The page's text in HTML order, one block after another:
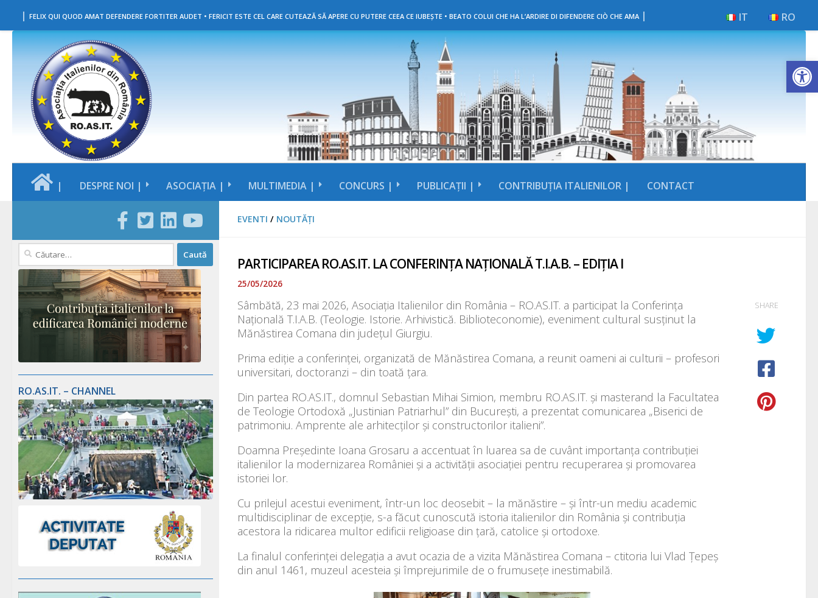
Skip to content
| FELIX QUI QUOD AMAT DEFENDERE FORTITER AUDET • FERICIT ESTE CEL CARE CUTEAZĂ SĂ APERE CU PUTERE CEEA CE IUBEȘTE • BEATO COLUI CHE HA L’ARDIRE DI DIFENDERE CIÒ CHE AMA | RO
IT
| DESPRE NOI | ASOCIAȚIA | MULTIMEDIA | CONCURS | PUBLICAȚII | CONTRIBUȚIA ITALIENILOR | CONTACT
EVENTI / NOUTĂȚI
PARTICIPAREA RO.AS.IT. LA CONFERINȚA NAȚIONALĂ T.I.A.B. – EDIȚIA I
25/05/2026
Sâmbătă, 23 mai 2026, Asociația Italienilor din România – RO.AS.IT. a participat la Conferința
Națională T.I.A.B. (Teologie. Istorie. Arhivistică. Biblioteconomie), eveniment cultural susținut la
Mănăstirea Comana din județul Giurgiu.
Prima ediție a conferinței, organizată de Mănăstirea Comana, a reunit oameni ai culturii – profesori
universitari, doctoranzi – din toată țara.
Din partea RO.AS.IT., domnul Sebastian Mihai Simion, membru RO.AS.IT. și masterand la Facultatea
de Teologie Ortodoxă „Justinian Patriarhul” din București, a prezentat comunicarea „Biserici de
patrimoniu. Amprente ale arhitecților și constructorilor italieni”.
Doamna Președinte Ioana Grosaru a accentuat în luarea sa de cuvânt importanța contribuției
italienilor la modernizarea României și a activității asociației pentru recuperarea și promovarea
istoriei lor.
Cu prilejul acestui eveniment, într-un loc deosebit – la mănăstire – și într-un mediu academic
multidisciplinar de excepție, s-a făcut cunoscută istoria italienilor din România și contribuția
acestora la ridicarea multor edificii religioase din țară, catolice și ortodoxe.
La finalul conferinței delegația a avut ocazia de a vizita Mănăstirea Comana – ctitoria lui Vlad Țepeș
din anul 1461, muzeul acesteia și împrejurimile de o frumusețe inestimabilă.
SHARE
Caută
RO.AS.IT. – CHANNEL